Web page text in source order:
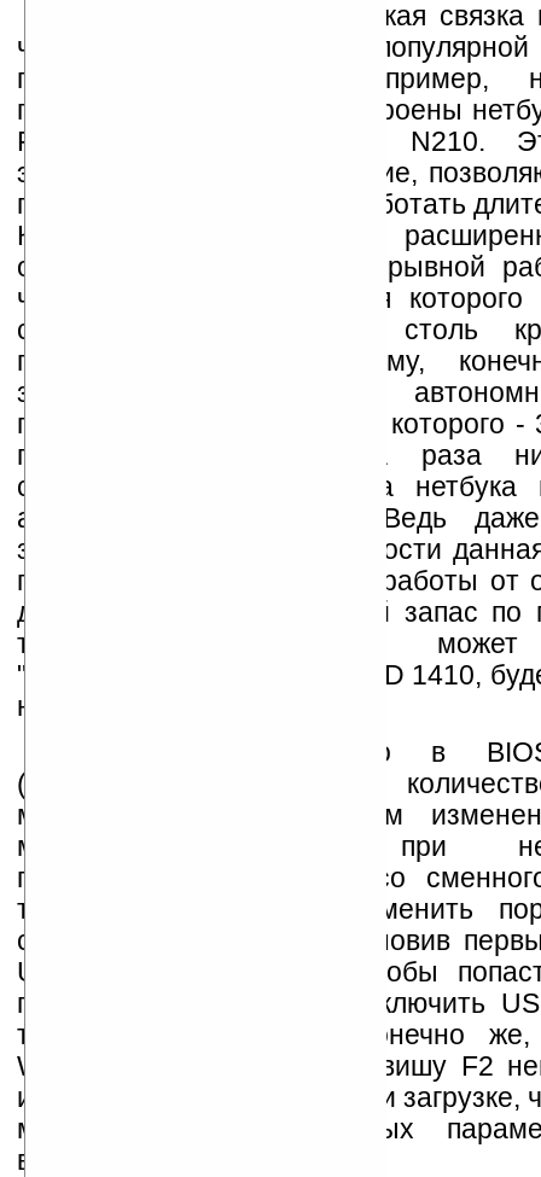
Как мы уже сказали, такая связка
чипсета стала довольно
производителей ПК.
процессоре и чипсете построены
PC 1015PE и Samsung N210.
энергоэффективное решение,
при ёмком аккумуляторе работать
К примеру, нетбук ASUS с
обеспечивает время непрерывной
часов. Но это нетбук, для
сотен грамм веса не столь
планшетному ПК. Поэтому,
заинтересовало время
планшета, ёмкость батареи которого
примерно в полтора-два раза
стандартного аккумулятора
аппаратной платформе. Ведь
завидной энергоэффективности
приемлемой длительности работы от
должна иметь достаточный запас
том, насколько долго может
"мобильность" работы ImPAD 1410,
ниже.
Стоит заметить, что в
(использован BIOS Insyde)
минимальное. В основном
может пригодиться при
переустановить систему со
тогда в BIOS можно изменить
системных приводов, установив
USB-накопитель с ОС. Чтобы
планшету необходимо подключить
так как на планшете, конечно же,
Windows использовать клавишу F2
именно её нужно нажать при загрузке,
меню настройки основных
вывода.